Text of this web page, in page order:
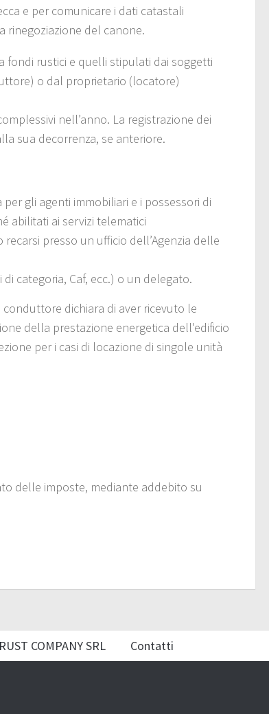
e per comunicare i dati catastali
rinegoziazione del canone.
fondi rustici e quelli stipulati dai soggetti
o dal proprietario (locatore)
nell’anno. La registrazione dei
sua decorrenza, se anteriore.
gli agenti immobiliari e i possessori di
abilitati ai servizi telematici
presso un ufficio dell’Agenzia delle
categoria, Caf, ecc.) o un delegato.
dichiara di aver ricevuto le
della prestazione energetica dell'edificio
per i casi di locazione di singole unità
delle imposte, mediante addebito su
COMPANY SRL Contatti